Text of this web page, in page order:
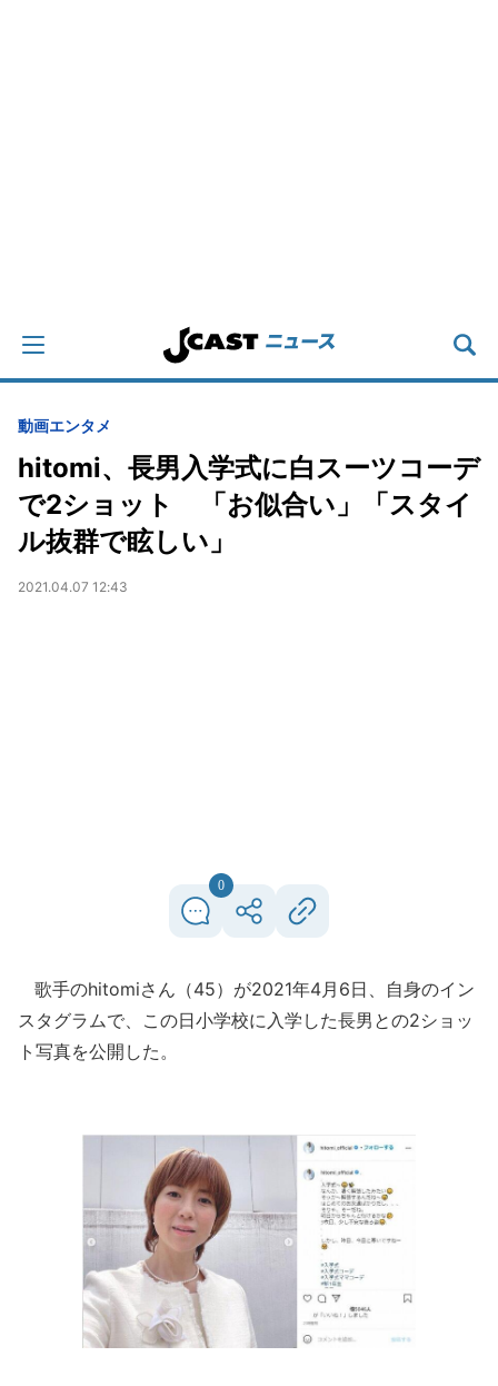
動画エンタメ
hitomi、長男入学式に白スーツコーデ
で2ショット 「お似合い」「スタイ
ル抜群で眩しい」
2021.04.07 12:43
0
歌手のhitomiさん（45）が2021年4月6日、自身のイン
スタグラムで、この日小学校に入学した長男との2ショッ
ト写真を公開した。